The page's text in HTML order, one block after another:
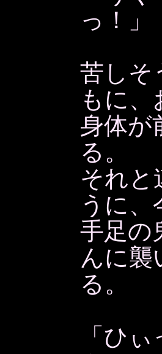
っ！」
苦しそ
もに、
身体が
る。
それと
うに、
手足の
んに襲
る。
「ひ